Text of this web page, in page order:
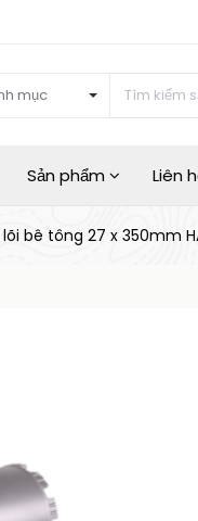
mục
Sản phẩm Liên
bê tông 27 x 350mm